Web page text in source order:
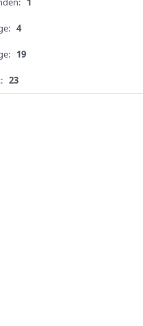
4
19
23